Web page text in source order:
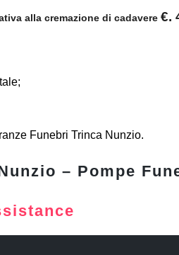
alla cremazione di cadavere €.
Funebri Trinca Nunzio.
– Pompe